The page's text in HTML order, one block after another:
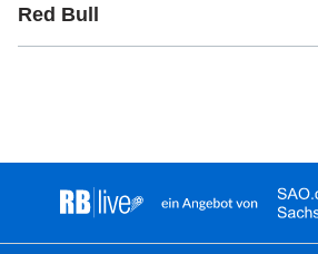
Red Bull